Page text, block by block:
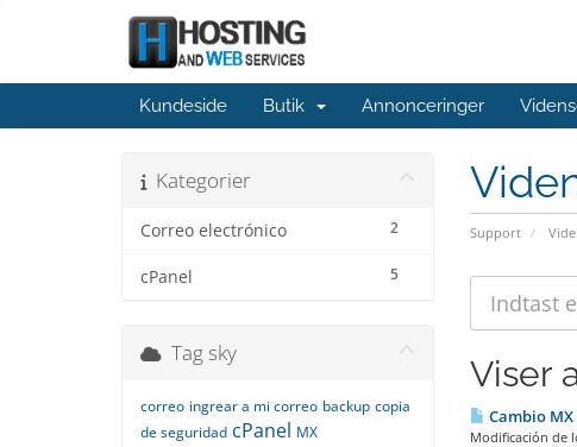
Kundeside Butik Annonceringer
Support
Kategorier
2
Correo electrónico
5
cPanel
Viser
Cambio MX
Modificación de
Tag sky
correo ingrear a mi correo backup copia
de seguridad cPanel MX